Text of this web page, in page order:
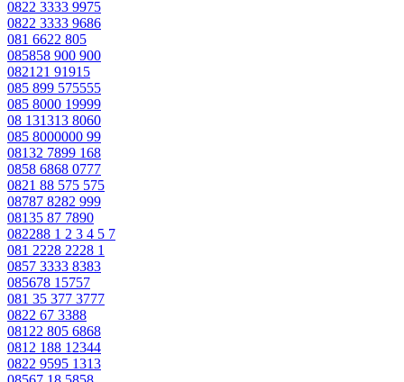
0822 3333 9975
0822 3333 9686
081 6622 805
085858 900 900
082121 91915
085 899 575555
085 8000 19999
08 131313 8060
085 8000000 99
08132 7899 168
0858 6868 0777
0821 88 575 575
08787 8282 999
08135 87 7890
082288 1 2 3 4 5 7
081 2228 2228 1
0857 3333 8383
085678 15757
081 35 377 3777
0822 67 3388
08122 805 6868
0812 188 12344
0822 9595 1313